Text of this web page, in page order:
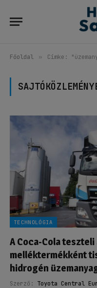
Főoldal » Címke:
TECHNOLÓGIA
A Coca-Cola teszteli
melléktermékként
hidrogén
Szerző: Toyota Central